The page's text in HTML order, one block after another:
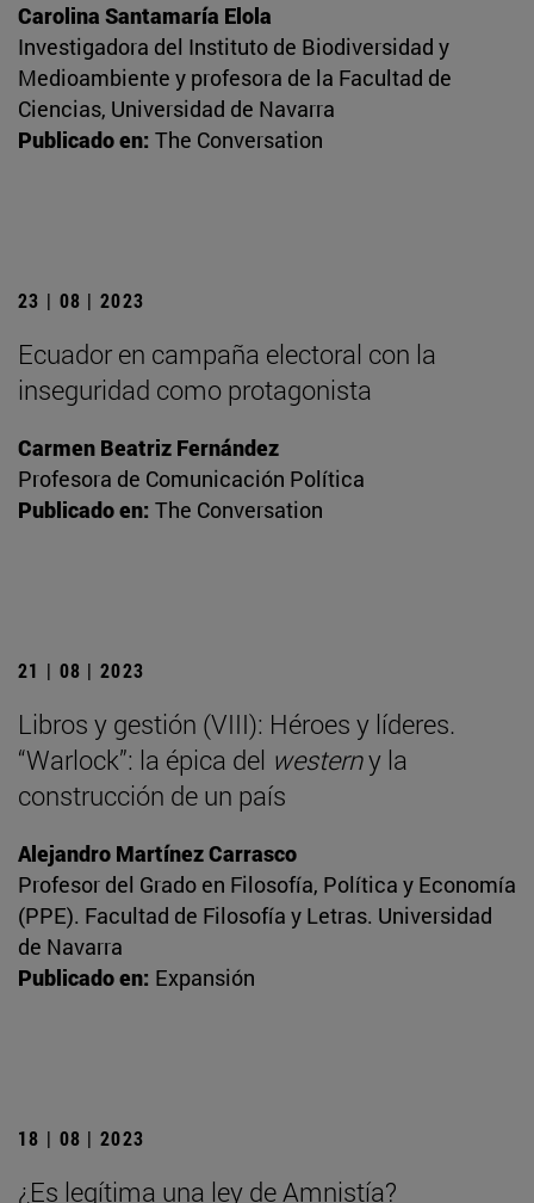
Carolina Santamaría Elola
Investigadora del Instituto de Biodiversidad y
Medioambiente y profesora de la Facultad de
Ciencias, Universidad de Navarra
Publicado en: The Conversation
23 | 08 | 2023
Ecuador en campaña electoral con la
inseguridad como protagonista
Carmen Beatriz Fernández
Profesora de Comunicación Política
Publicado en: The Conversation
21 | 08 | 2023
Libros y gestión (VIII): Héroes y líderes.
“Warlock”: la épica del westerny la
construcción de un país
Alejandro Martínez Carrasco
Profesor del Grado en Filosofía, Política y Economía
(PPE). Facultad de Filosofía y Letras. Universidad
de Navarra
Publicado en: Expansión
18 | 08 | 2023
¿Es legítima una ley de Amnistía?